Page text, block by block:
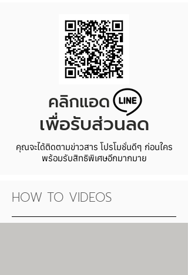
400 ml.
8.30 THB
Diameter 80 x Height
100 mm.
Set/Carton
150
คลิกแอด
เพื่อรับส่วนลด
คุณจะได้ติดตามข่าวสาร โปรโมชั่นดีๆ ก่อนใคร
พร้อมรับสิทธิพิเศษอีกมากมาย
HOW TO VIDEOS